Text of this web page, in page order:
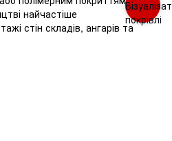
найчастіше
стін складів, ангарів та